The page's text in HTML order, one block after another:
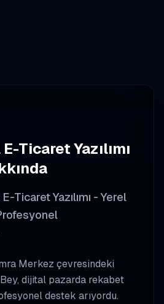
Ticaret Yazılımı
Ticaret Yazılımı - Yerel
Merkez çevresindeki
dijital pazarda rekabet
destek arıyordu.